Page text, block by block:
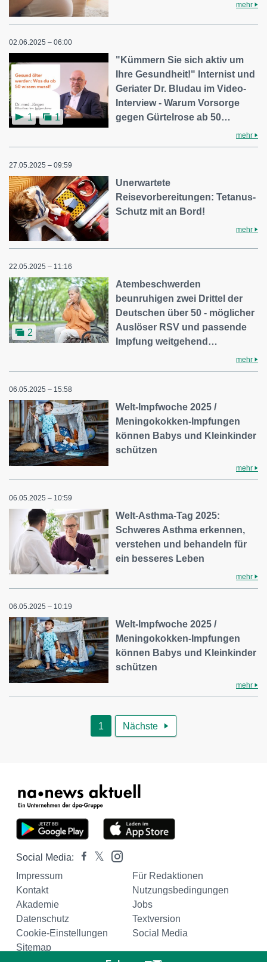
mehr
02.06.2025 – 06:00
1 1
"Kümmern Sie sich aktiv um
Ihre Gesundheit!" Internist und
Geriater Dr. Bludau im Video-
Interview - Warum Vorsorge
gegen Gürtelrose ab 50…
mehr
27.05.2025 – 09:59
Unerwartete
Reisevorbereitungen: Tetanus-
Schutz mit an Bord!
mehr
22.05.2025 – 11:16
2
Atembeschwerden
beunruhigen zwei Drittel der
Deutschen über 50 - möglicher
Auslöser RSV und passende
Impfung weitgehend…
mehr
06.05.2025 – 15:58
Welt-Impfwoche 2025 /
Meningokokken-Impfungen
können Babys und Kleinkinder
schützen
mehr
06.05.2025 – 10:59
Welt-Asthma-Tag 2025:
Schweres Asthma erkennen,
verstehen und behandeln für
ein besseres Leben
mehr
06.05.2025 – 10:19
Welt-Impfwoche 2025 /
Meningokokken-Impfungen
können Babys und Kleinkinder
schützen
mehr
1 Nächste 
Social Media:
Impressum
Für Redaktionen
Kontakt
Nutzungsbedingungen
Akademie
Jobs
Datenschutz
Textversion
Cookie-Einstellungen
Social Media
Sitemap